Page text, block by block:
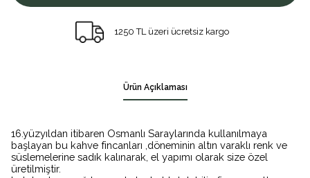
1250 TL üzeri ücretsiz kargo
Ürün Açıklaması
16.yüzyıldan itibaren Osmanlı Saraylarında kullanılmaya
başlayan bu kahve fincanları ,döneminin altın varaklı renk ve
süslemelerine sadık kalınarak, el yapımı olarak size özel
üretilmiştir.